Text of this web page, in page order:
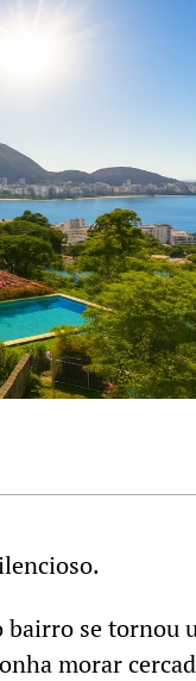
bairro se tornou
morar